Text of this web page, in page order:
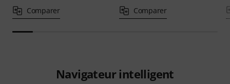
Comparer Comparer
Navigateur intelligent